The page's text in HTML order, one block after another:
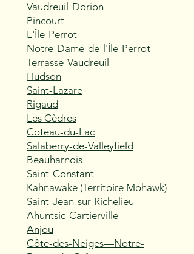
Vaudreuil-Dorion
Pincourt
L'Île-Perrot
Notre-Dame-de-l'Île-Perrot
Terrasse-Vaudreuil
Hudson
Saint-Lazare
Rigaud
Les Cèdres
Coteau-du-Lac
Salaberry-de-Valleyfield
Beauharnois
Saint-Constant
Kahnawake (Territoire Mohawk)
Saint-Jean-sur-Richelieu
Ahuntsic-Cartierville
Anjou
Côte-des-Neiges—Notre-